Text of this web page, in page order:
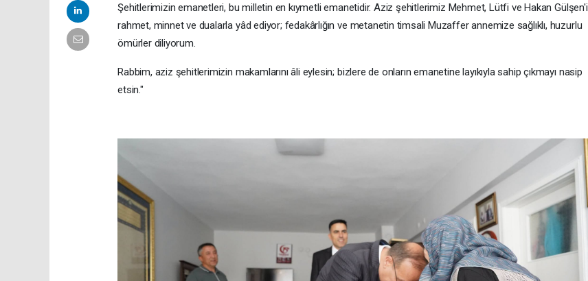
Şehitlerimizin emanetleri, bu milletin en kıymetli emanetidir. Aziz şehitlerimiz Mehmet, Lütfi ve Hakan Gülşen'i
rahmet, minnet ve dualarla yâd ediyor; fedakârlığın ve metanetin timsali Muzaffer annemize sağlıklı, huzurlu
ömürler diliyorum.
Rabbim, aziz şehitlerimizin makamlarını âli eylesin; bizlere de onların emanetine layıkıyla sahip çıkmayı nasip
etsin."